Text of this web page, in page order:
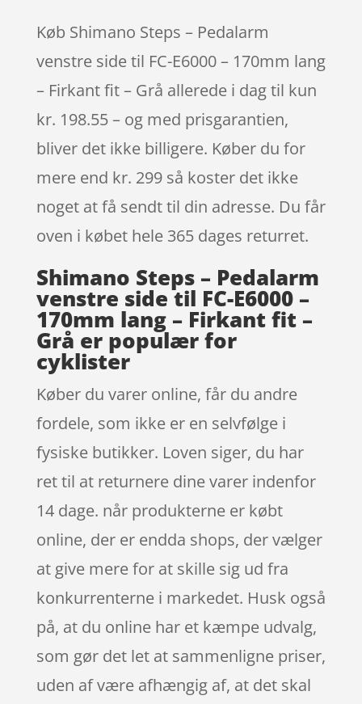
Køb Shimano Steps – Pedalarm
venstre side til FC-E6000 – 170mm lang
– Firkant fit – Grå allerede i dag til kun
kr. 198.55 – og med prisgarantien,
bliver det ikke billigere. Køber du for
mere end kr. 299 så koster det ikke
noget at få sendt til din adresse. Du får
oven i købet hele 365 dages returret.
Shimano Steps – Pedalarm
venstre side til FC-E6000 –
170mm lang – Firkant fit –
Grå er populær for
cyklister
Køber du varer online, får du andre
fordele, som ikke er en selvfølge i
fysiske butikker. Loven siger, du har
ret til at returnere dine varer indenfor
14 dage. når produkterne er købt
online, der er endda shops, der vælger
at give mere for at skille sig ud fra
konkurrenterne i markedet. Husk også
på, at du online har et kæmpe udvalg,
som gør det let at sammenligne priser,
uden af være afhængig af, at det skal